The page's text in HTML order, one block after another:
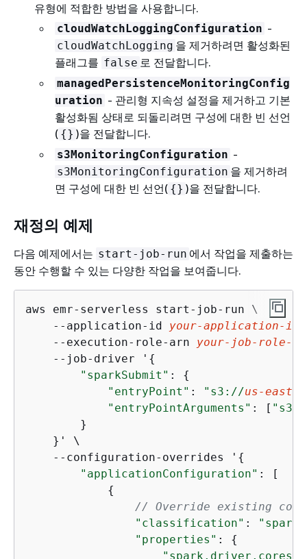
유형에 적합한 방법을 사용합니다.
cloudWatchLoggingConfiguration -
cloudWatchLogging 을 제거하려면 활성화된
플래그를 false 로 전달합니다.
managedPersistenceMonitoringConfig
uration - 관리형 지속성 설정을 제거하고 기본
활성화됨 상태로 되돌리려면 구성에 대한 빈 선언
( {} )을 전달합니다.
s3MonitoringConfiguration -
s3MonitoringConfiguration 을 제거하려
면 구성에 대한 빈 선언( {} )을 전달합니다.
재정의 예제
다음 예제에서는 start-job-run 에서 작업을 제출하는
동안 수행할 수 있는 다양한 작업을 보여줍니다.
aws emr-serverless start-job-run \
    --application-id
your-application-id
    --execution-role-arn
your-job-role-
    --job-driver '
{
"sparkSubmit" : {
"entryPoint" : "s3://us-east-1
"entryPointArguments" : [
        }
    }' \
    --configuration-overrides '
{
"applicationConfiguration" : [
{
// Override existing
"classification" :
"properties" : {
"spark.driver.cores"